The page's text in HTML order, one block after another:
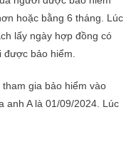
hoặc bằng 6 tháng. Lúc
lấy ngày hợp đồng có
bảo hiểm.
gia bảo hiểm vào
anh A là 01/09/2024. Lúc